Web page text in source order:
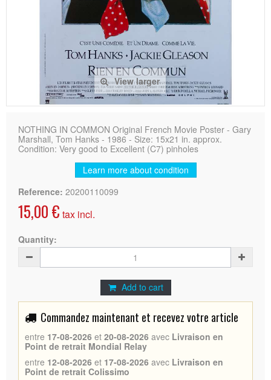
View larger
NOTHING IN COMMON Original French Movie Poster - Gary
Marshall, Tom Hanks - 1986 - Size: 15x21 in. approx.
Condition: Very good to Excellent (C7) pinholes
Learn more about condition
Reference: 20200110099
15,00 € tax incl.
Quantity:
Add to cart
Commandez maintenant et recevez votre article
entre 17-08-2026 et 20-08-2026 avec Livraison en
Point de retrait Mondial Relay
entre 12-08-2026 et 17-08-2026 avec Livraison en
Point de retrait Colissimo